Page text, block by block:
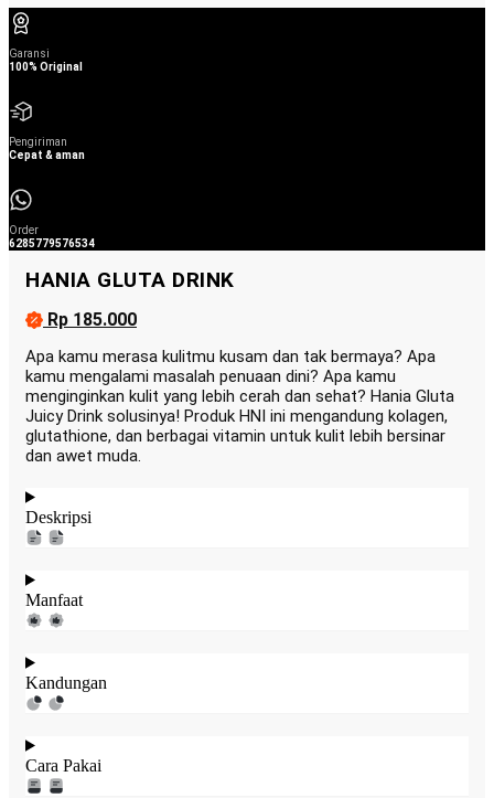
Garansi
100% Original
Pengiriman
Cepat & aman
Order
6285779576534
HANIA GLUTA DRINK
Rp 185.000
Apa kamu merasa kulitmu kusam dan tak bermaya? Apa
kamu mengalami masalah penuaan dini? Apa kamu
menginginkan kulit yang lebih cerah dan sehat? Hania Gluta
Juicy Drink solusinya! Produk HNI ini mengandung kolagen,
glutathione, dan berbagai vitamin untuk kulit lebih bersinar
dan awet muda.
Deskripsi
Manfaat
Kandungan
Cara Pakai